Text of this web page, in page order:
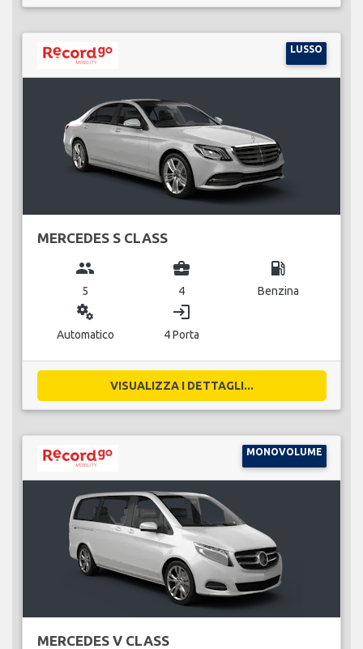
LUSSO
MERCEDES S CLASS
group
5
business_center
4
local_gas_station
Benzina
miscellaneous_services
Automatico
login
4 Porta
VISUALIZZA I DETTAGLI...
MONOVOLUME
MERCEDES V CLASS